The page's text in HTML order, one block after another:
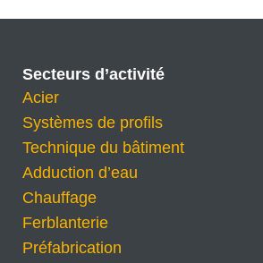
Secteurs d’activité
Acier
Systèmes de profils
Technique du bâtiment
Adduction d’eau
Chauffage
Ferblanterie
Préfabrication